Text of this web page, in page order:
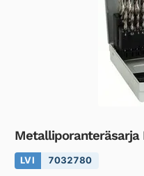
Metalliporanteräsarja
LVI 7032780